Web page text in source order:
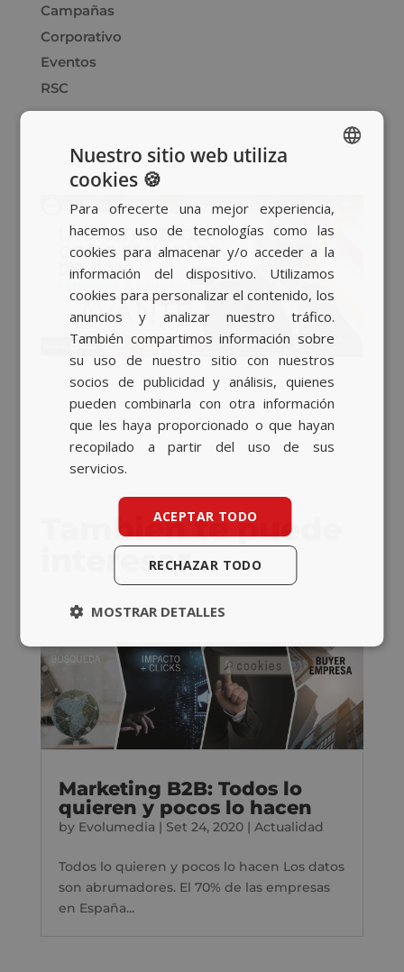
Campañas
Corporativo
Eventos
RSC
También te puede
interesar…
Marketing B2B: Todos lo
quieren y pocos lo hacen
by Evolumedia | Set 24, 2020| Actualidad
Todos lo quieren y pocos lo hacen Los datos
son abrumadores. El 70% de las empresas
en España...
BASQUE
ENGLISH
Nuestro sitio web utiliza
cookies 🍪
Para ofrecerte una mejor experiencia,
hacemos uso de tecnologías como las
cookies para almacenar y/o acceder a la
información del dispositivo. Utilizamos
cookies para personalizar el contenido, los
anuncios y analizar nuestro tráfico.
También compartimos información sobre
su uso de nuestro sitio con nuestros
socios de publicidad y análisis, quienes
pueden combinarla con otra información
que les haya proporcionado o que hayan
recopilado a partir del uso de sus
servicios.
ACEPTAR TODO
RECHAZAR TODO
MOSTRAR DETALLES